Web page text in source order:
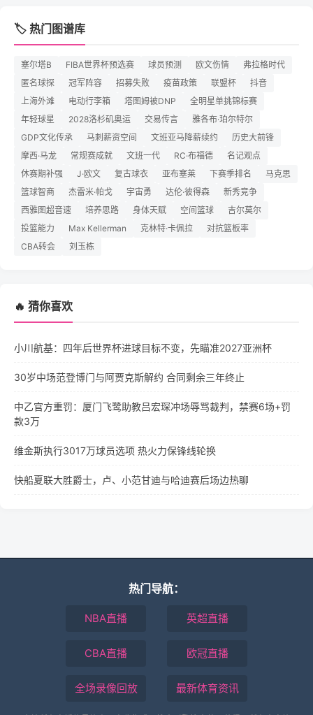
🏷️ 热门图谱库
塞尔塔B FIBA世界杯预选赛 球员预测 欧文伤情
弗拉格时代
匿名球探
冠军阵容 招募失败 疫苗政策 联盟杯
抖音
上海外滩
电动行李箱 塔图姆被DNP
全明星单挑锦标赛
年轻球星
2028洛杉矶奥运 交易传言
雅各布·珀尔特尔
GDP文化传承
马刺薪资空间 文班亚马降薪续约
历史大前锋
摩西·马龙
常规赛成就 文班一代 RC·布福德
名记观点
休赛期补强
J·欧文 复古球衣 亚布塞莱 下赛季排名
马克思
篮球智商
杰雷米·帕戈 宇宙勇 达伦·彼得森
新秀竞争
西雅图超音速
培养思路 身体天赋 空间篮球
吉尔莫尔
投篮能力
Max Kellerman 克林特·卡佩拉
对抗篮板率
CBA转会
刘玉栋
🔥 猜你喜欢
小川航基：四年后世界杯进球目标不变，先瞄准2027亚洲杯
30岁中场范登博门与阿贾克斯解约 合同剩余三年终止
中乙官方重罚：厦门飞鹭助教吕宏琛冲场辱骂裁判，禁赛6场+罚
款3万
维金斯执行3017万球员选项 热火力保锋线轮换
快船夏联大胜爵士，卢、小范甘迪与哈迪赛后场边热聊
热门导航：
NBA直播 英超直播
CBA直播 欧冠直播
全场录像回放 最新体育资讯